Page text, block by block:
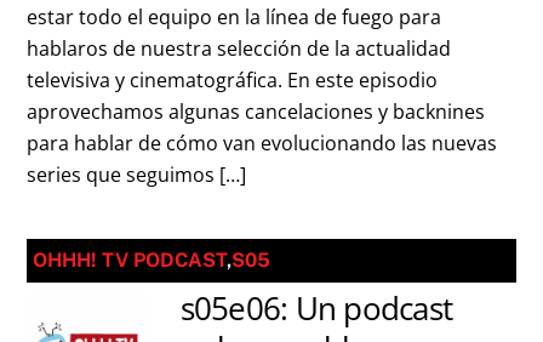
estar todo el equipo en la línea de fuego para
hablaros de nuestra selección de la actualidad
televisiva y cinematográfica. En este episodio
aprovechamos algunas cancelaciones y backnines
para hablar de cómo van evolucionando las nuevas
series que seguimos […]
OHHH! TV PODCAST,S05
s05e06: Un podcast